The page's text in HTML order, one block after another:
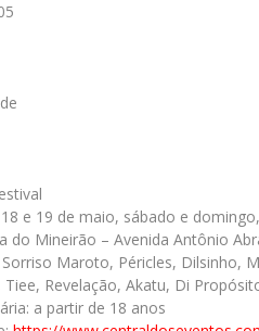
e 19 de maio, sábado e
do Mineirão – Avenida Antônio
Maroto, Péricles, Dilsinho,
Tiee, Revelação, Akatu, Di
a partir de 18 anos